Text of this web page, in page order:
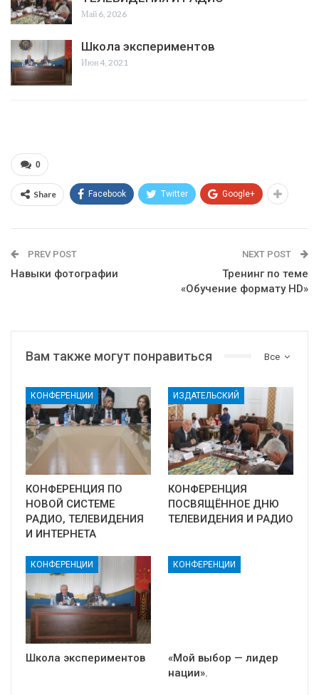
Май 6, 2026
Школа экспериментов
Июн 4, 2021
0
Share Facebook Twitter Google+
PREV POST
Навыки фотографии
NEXT POST
Тренинг по теме
«Обучение формату HD»
Все
Вам также могут понравиться
КОНФЕРЕНЦИИ
КОНФЕРЕНЦИЯ ПО
НОВОЙ СИСТЕМЕ
РАДИО, ТЕЛЕВИДЕНИЯ
И ИНТЕРНЕТА
ИЗДАТЕЛЬСКИЙ
КОНФЕРЕНЦИЯ
ПОСВЯЩЁННОЕ ДНЮ
ТЕЛЕВИДЕНИЯ И РАДИО
КОНФЕРЕНЦИИ
Школа экспериментов
КОНФЕРЕНЦИИ
«Мой выбор — лидер
нации».